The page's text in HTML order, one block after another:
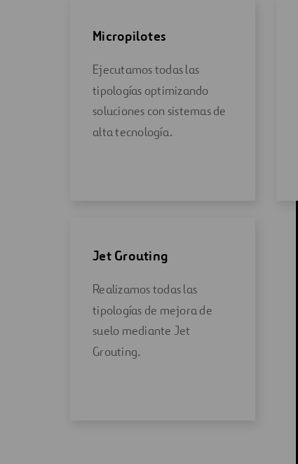
Micropilotes
Ejecutamos todas las
tipologías optimizando
soluciones con sistemas de
alta tecnología.
Jet Grouting
Realizamos todas las
tipologías de mejora de
suelo mediante Jet
Grouting.